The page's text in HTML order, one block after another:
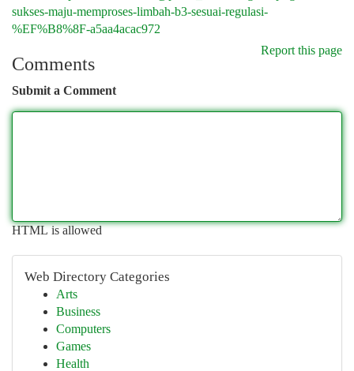
sukses-maju-memproses-limbah-b3-sesuai-regulasi-
%EF%B8%8F-a5aa4acac972
Report this page
Comments
Submit a Comment
HTML is allowed
Web Directory Categories
Arts
Business
Computers
Games
Health